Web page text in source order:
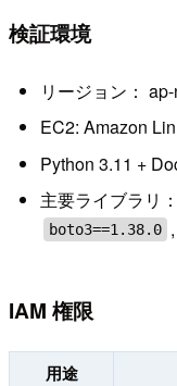
検証環境
リージョン：
EC2: Amazon
Python 3.11 +
主要ライブラリ：
boto3==1.38.0 ,
IAM 権限
用途